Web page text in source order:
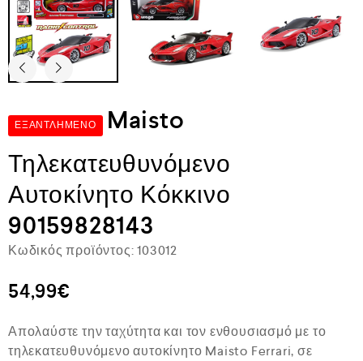
ΕΞΑΝΤΛΗΜΈΝΟ
Maisto
Τηλεκατευθυνόμενο
Αυτοκίνητο Κόκκινο
90159828143
Κωδικός προϊόντος: 103012
54,99€
Απολαύστε την ταχύτητα και τον ενθουσιασμό με το
τηλεκατευθυνόμενο αυτοκίνητο Maisto Ferrari, σε